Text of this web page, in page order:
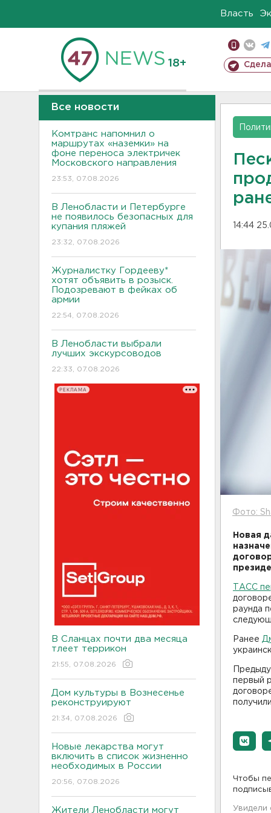
Власть
18+
Все новости
Комтранс напомнил о
маршрутах «наземки» на
фоне переноса электричек
Московского направления
23:53, 07.08.2026
В Ленобласти и Петербурге
не появилось безопасных для
купания пляжей
23:32, 07.08.2026
Журналистку Гордееву*
хотят объявить в розыск.
Подозревают в фейках об
армии
22:54, 07.08.2026
В Ленобласти выбрали
лучших экскурсоводов
22:33, 07.08.2026
РЕКЛАМА
В Сланцах почти два месяца
тлеет террикон
21:55, 07.08.2026
Дом культуры в Вознесенье
реконструируют
21:34, 07.08.2026
Новые лекарства могут
включить в список жизненно
необходимых в России
20:56, 07.08.2026
Жители Ленобласти могут
14:44
Фото:
Новая
ТАСС
раунда
Ранее
первый
Чтобы
Увидели